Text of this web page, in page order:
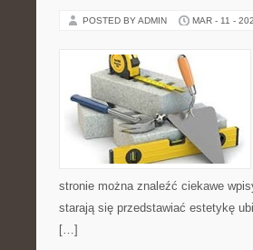
POSTED BY ADMIN MAR - 11 -
stronie można znaleźć ciekawe
starają się przedstawiać estetykę
[…]